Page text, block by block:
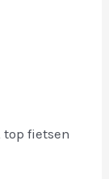
top fietsen